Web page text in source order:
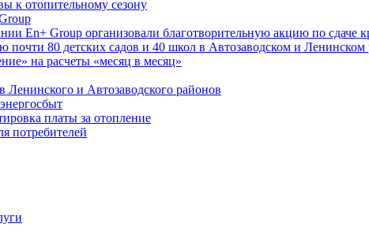
к отопительному сезону
Group организовали благотворительную акцию по сдаче
почти 80 детских садов и 40 школ в Автозаводском и Ленинском
на расчеты «месяц в месяц»
и Автозаводского районов
платы за отопление
потребителей